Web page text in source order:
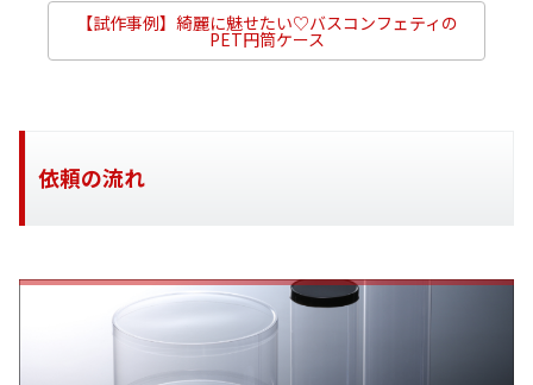
【試作事例】綺麗に魅せたい♡バスコンフェティの
PET円筒ケース
依頼の流れ